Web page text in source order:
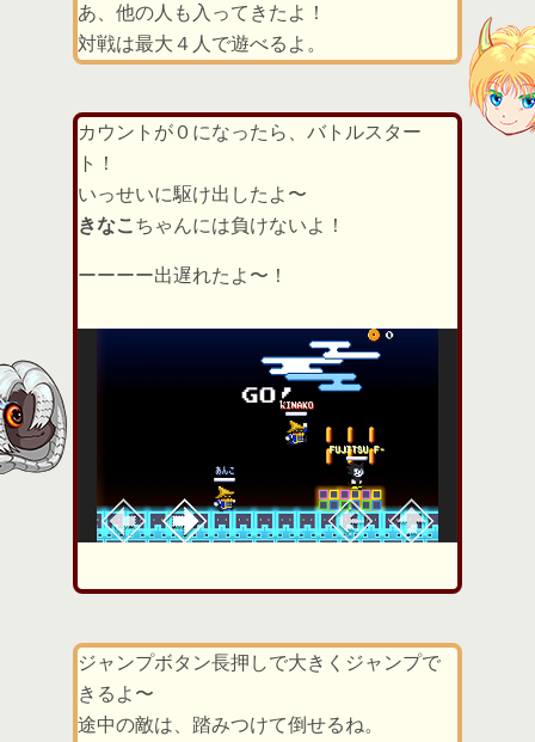
あ、他の人も入ってきたよ！
対戦は最大４人で遊べるよ。
カウントが０になったら、バトルスター
ト！
いっせいに駆け出したよ〜
きなこちゃんには負けないよ！
ーーーー出遅れたよ〜！
ジャンプボタン長押しで大きくジャンプで
きるよ〜
途中の敵は、踏みつけて倒せるね。